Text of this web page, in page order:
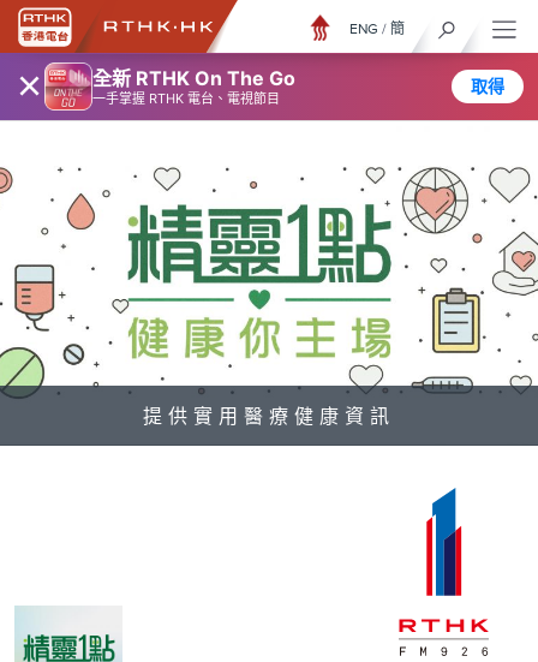
× 全新 RTHK On The Go
一手掌握 RTHK 電台、電視節目
取得
ENG / 簡
提供實用醫療健康資訊